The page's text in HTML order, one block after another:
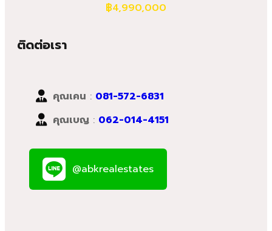
฿4,990,000
ติดต่อเรา
คุณเคน : 081-572-6831
คุณเบญ : 062-014-4151
@abkrealestates